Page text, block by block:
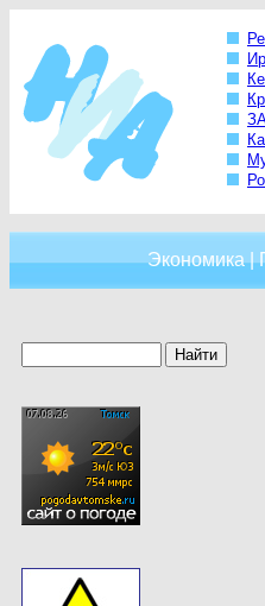
Экономика|